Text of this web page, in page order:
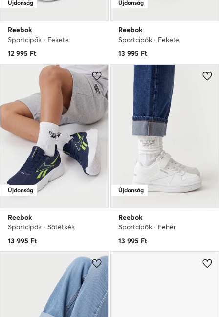
Újdonság
Reebok
Sportcipők · Fekete
12 995 Ft
Újdonság
Reebok
Sportcipők · Fekete
13 995 Ft
Újdonság
Reebok
Sportcipők · Sötétkék
13 995 Ft
Újdonság
Reebok
Sportcipők · Fehér
13 995 Ft